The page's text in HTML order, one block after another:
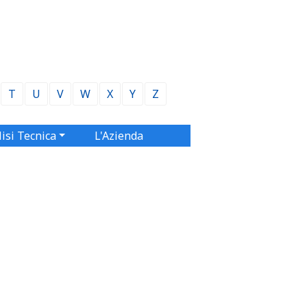
T U V W X Y Z
Tecnica L'Azienda